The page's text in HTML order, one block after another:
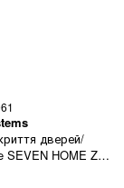
дверей/
SEVEN HOME Z-